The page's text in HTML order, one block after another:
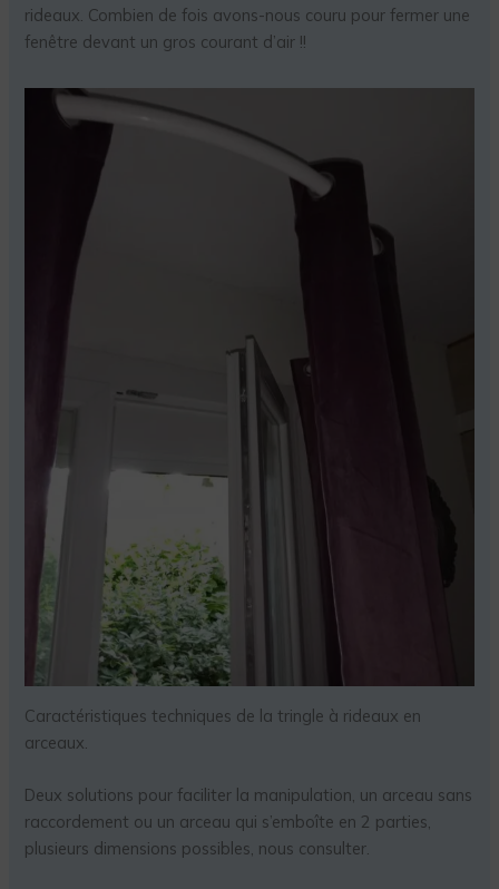
rideaux. Combien de fois avons-nous couru pour fermer une
fenêtre devant un gros courant d’air !!
Caractéristiques techniques de la tringle à rideaux en
arceaux.
Deux solutions pour faciliter la manipulation, un arceau sans
raccordement ou un arceau qui s’emboîte en 2 parties,
plusieurs dimensions possibles, nous consulter.